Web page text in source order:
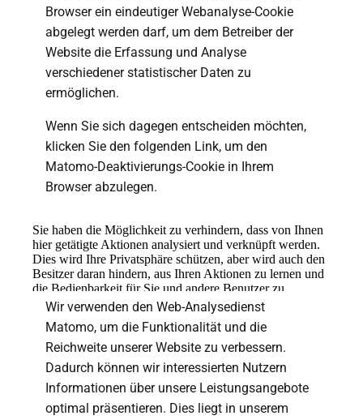
Browser ein eindeutiger Webanalyse-Cookie
abgelegt werden darf, um dem Betreiber der
Website die Erfassung und Analyse
verschiedener statistischer Daten zu
ermöglichen.
Wenn Sie sich dagegen entscheiden möchten,
klicken Sie den folgenden Link, um den
Matomo-Deaktivierungs-Cookie in Ihrem
Browser abzulegen.
Wir verwenden den Web-Analysedienst
Matomo, um die Funktionalität und die
Reichweite unserer Website zu verbessern.
Dadurch können wir interessierten Nutzern
Informationen über unsere Leistungsangebote
optimal präsentieren. Dies liegt in unserem